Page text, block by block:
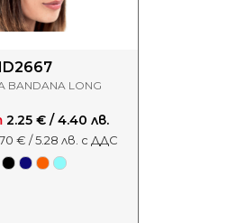
ID2667
LONG
2.25 € / 4.40 лв.
€ / 5.28 лв. с ДДС